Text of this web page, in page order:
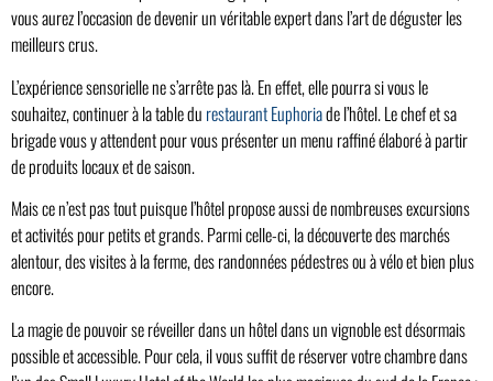
vous aurez l’occasion de devenir un véritable expert dans l’art de déguster les
meilleurs crus.
L’expérience sensorielle ne s’arrête pas là. En effet, elle pourra si vous le
souhaitez, continuer à la table du restaurant Euphoriade l’hôtel. Le chef et sa
brigade vous y attendent pour vous présenter un menu raffiné élaboré à partir
de produits locaux et de saison.
Mais ce n’est pas tout puisque l’hôtel propose aussi de nombreuses excursions
et activités pour petits et grands. Parmi celle-ci, la découverte des marchés
alentour, des visites à la ferme, des randonnées pédestres ou à vélo et bien plus
encore.
La magie de pouvoir se réveiller dans un hôtel dans un vignoble est désormais
possible et accessible. Pour cela, il vous suffit de réserver votre chambre dans